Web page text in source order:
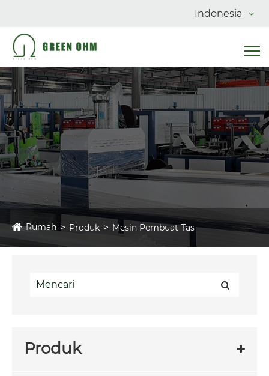
Indonesia
Rumah Produk Mesin Pembuat Tas
Produk